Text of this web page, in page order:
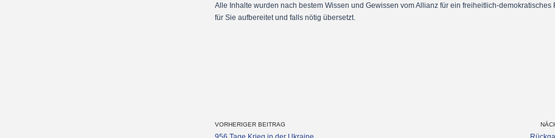
Alle Inhalte wurden nach bestem Wissen und Gewissen vom Allianz für ein freiheitlich-demokratisches
für Sie aufbereitet und falls nötig übersetzt.
VORHERIGER BEITRAG